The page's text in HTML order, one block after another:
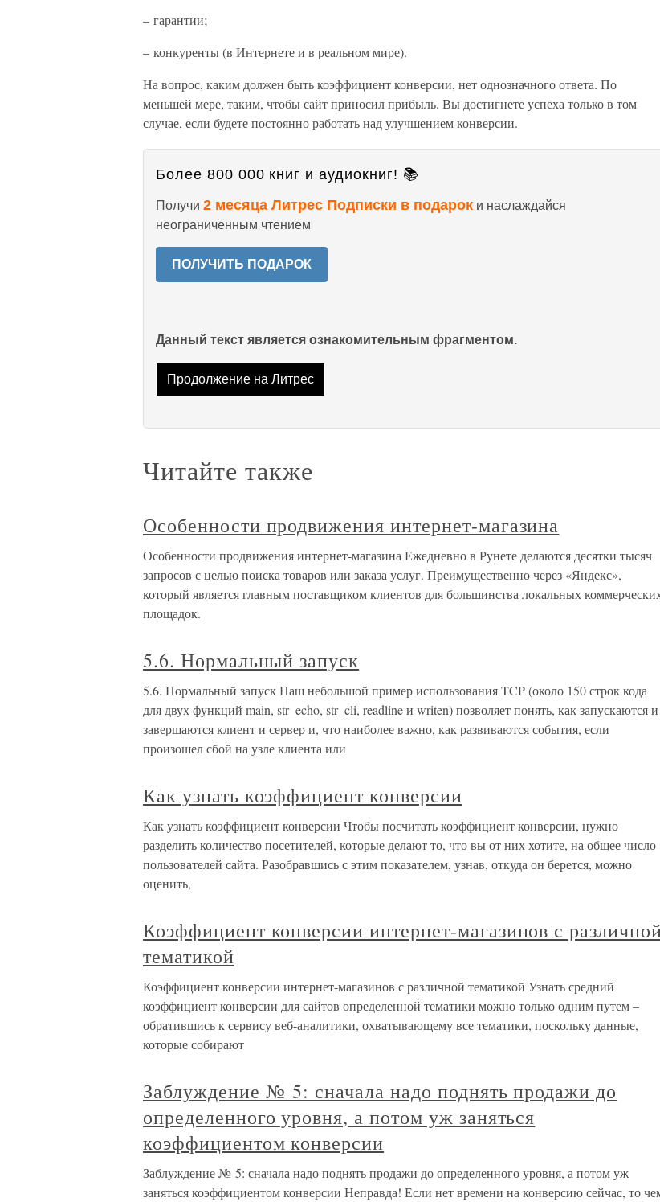
– гарантии;
– конкуренты (в Интернете и в реальном мире).
На вопрос, каким должен быть коэффициент конверсии, нет однозначного ответа. По
меньшей мере, таким, чтобы сайт приносил прибыль. Вы достигнете успеха только в том
случае, если будете постоянно работать над улучшением конверсии.
Более 800 000 книг и аудиокниг! 📚
Получи 2 месяца Литрес Подписки в подарок и наслаждайся
неограниченным чтением
ПОЛУЧИТЬ ПОДАРОК
Данный текст является ознакомительным фрагментом.
Продолжение на Литрес
Читайте также
Особенности продвижения интернет-магазина
Особенности продвижения интернет-магазина Ежедневно в Рунете делаются десятки тысяч
запросов с целью поиска товаров или заказа услуг. Преимущественно через «Яндекс»,
который является главным поставщиком клиентов для большинства локальных
площадок.
5.6. Нормальный запуск
5.6. Нормальный запуск Наш небольшой пример использования TCP (около 150 строк кода
для двух функций main, str_echo, str_cli, readline и writen) позволяет понять, как запускаются и
завершаются клиент и сервер и, что наиболее важно, как развиваются события, если
произошел сбой на узле клиента или
Как узнать коэффициент конверсии
Как узнать коэффициент конверсии Чтобы посчитать коэффициент конверсии, нужно
разделить количество посетителей, которые делают то, что вы от них хотите, на общее число
пользователей сайта. Разобравшись с этим показателем, узнав, откуда он берется, можно
оценить,
Коэффициент конверсии интернет-магазинов с
тематикой
Коэффициент конверсии интернет-магазинов с различной тематикой Узнать средний
коэффициент конверсии для сайтов определенной тематики можно только одним путем –
обратившись к сервису веб-аналитики, охватывающему все тематики, поскольку данные,
которые собирают
Заблуждение № 5: сначала надо поднять продажи до
определенного уровня, а потом уж заняться
коэффициентом конверсии
Заблуждение № 5: сначала надо поднять продажи до определенного уровня, а потом уж
заняться коэффициентом конверсии Неправда! Если нет времени на конверсию сейчас, то